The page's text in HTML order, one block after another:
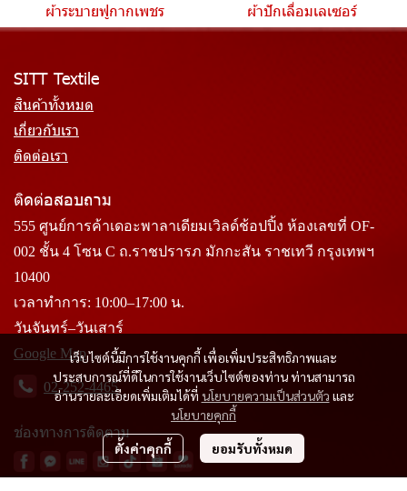
ผ้าระบายฟูกากเพชร ผ้าปักเลื่อมเลเซอร์
เว็บไซต์นี้มีการใช้งานคุกกี้ เพื่อเพิ่มประสิทธิภาพและ
ประสบการณ์ที่ดีในการใช้งานเว็บไซต์ของท่าน ท่านสามารถ
อ่านรายละเอียดเพิ่มเติมได้ที่ นโยบายความเป็นส่วนตัว และ
นโยบายคุกกี้
ตั้งค่าคุกกี้ ยอมรับทั้งหมด
SITT Textile
สินค้าทั้งหมด
เกี่ยวกับเรา
ติดต่อเรา
ติดต่อสอบถาม
555 ศูนย์การค้าเดอะพาลาเดียมเวิลด์ช้อปปิ้ง ห้องเลขที่ OF-
002 ชั้น 4 โซน C ถ.ราชปรารภ มักกะสัน ราชเทวี กรุงเทพฯ
10400
เวลาทำการ: 10:00–17:00 น.
วันจันทร์–วันเสาร์
Google Map
02-252-4465
ช่องทางการติดตาม